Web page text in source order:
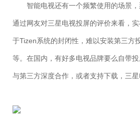
智能电视还有一个频繁使用的场景
通过网友对三星电视投屏的评价来看，
于Tizen系统的封闭性，难以安装第三方
等。在国内，有好多电视品牌要么自带
与第三方深度合作，或者支持下载，三星